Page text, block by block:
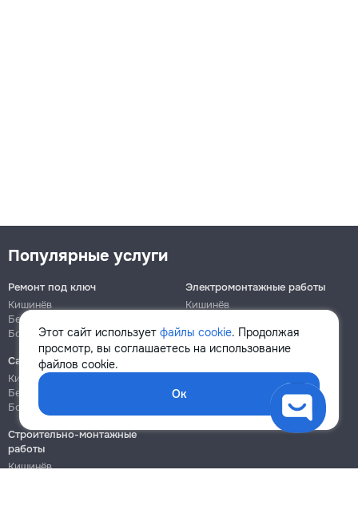
Этот сайт использует файлы cookie. Продолжая
просмотр, вы соглашаетесь на использование
файлов cookie.
Ок
Популярные услуги
Ремонт под ключ
Кишинёв
Бельцы
Ботаника
Электромонтажные работы
Кишинёв
Ботаника
Сантехнические работы
Кишинёв
Бельцы
Ботаника
Бельцы
Строительно-монтажные
работы
Кишинёв